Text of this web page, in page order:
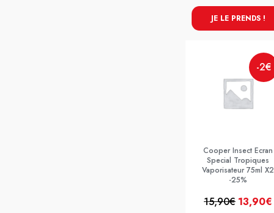
JE LE PRENDS !
-2€
Cooper Insect Ecran
Special Tropiques
Vaporisateur 75ml X2
-25%
15,90€ 13,90€